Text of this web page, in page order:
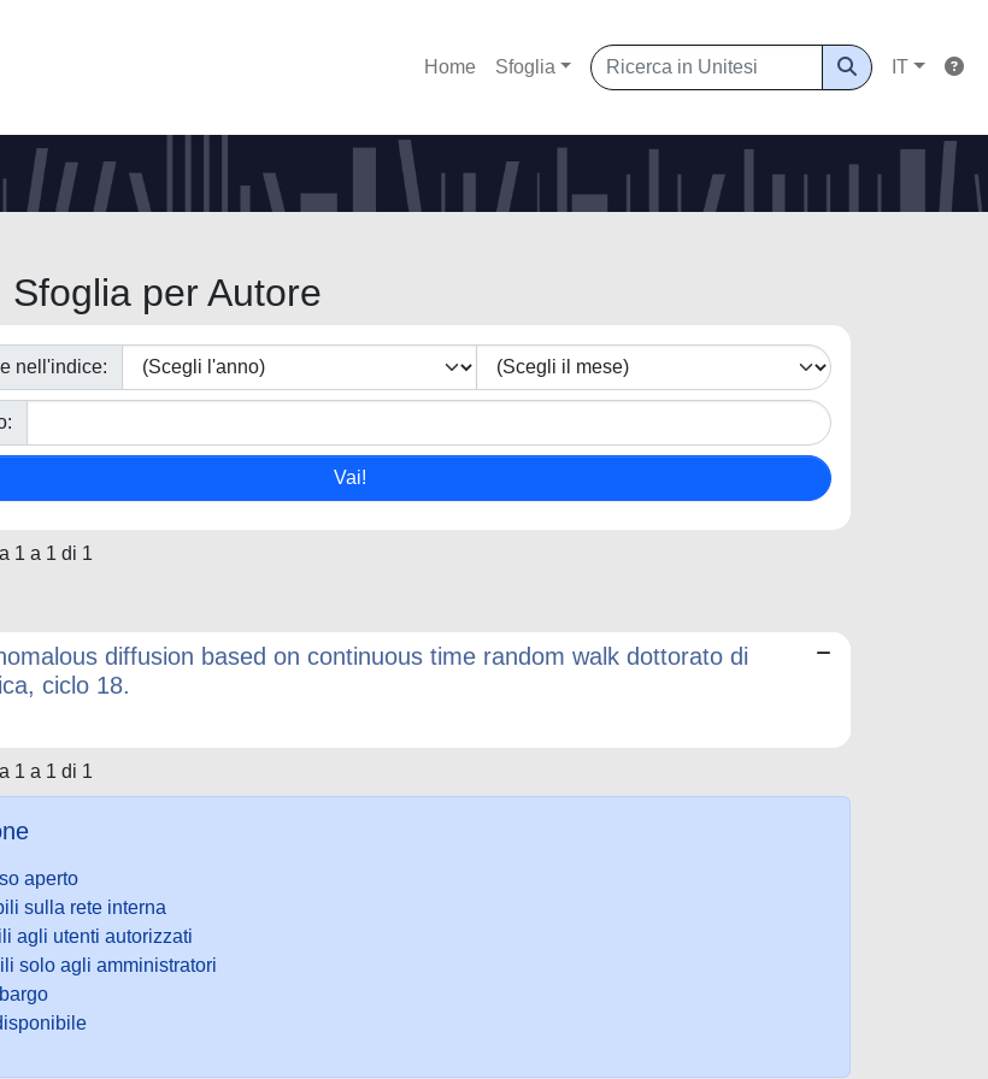
Home Sfoglia IT
Sfoglia per Autore
nell'indice:
1 a 1 di 1
diffusion based on continuous time random walk dottorato di
ciclo 18.
1 a 1 di 1
aperto
sulla rete interna
agli utenti autorizzati
solo agli amministratori